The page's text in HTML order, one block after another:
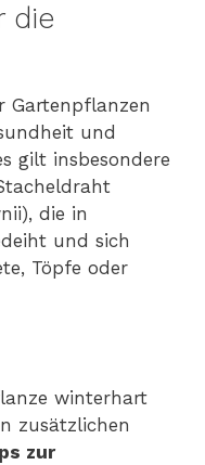
die
Gartenpflanzen
und
gilt insbesondere
die in
und sich
Töpfe oder
winterhart
zusätzlichen
zur